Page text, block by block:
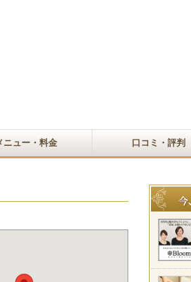
ニュー・料金 口コミ・評判